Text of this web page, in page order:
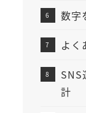
数字
よく
SNS
計